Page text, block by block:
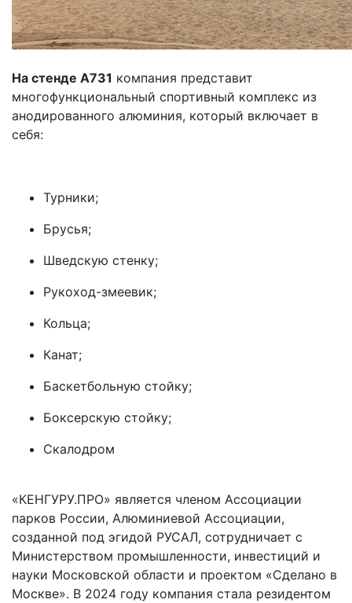
На стенде А731 компания представит
многофункциональный спортивный комплекс из
анодированного алюминия, который включает в
себя:
Турники;
Брусья;
Шведскую стенку;
Рукоход-змеевик;
Кольца;
Канат;
Баскетбольную стойку;
Боксерскую стойку;
Скалодром
«КЕНГУРУ.ПРО» является членом Ассоциации
парков России, Алюминиевой Ассоциации,
созданной под эгидой РУСАЛ, сотрудничает с
Министерством промышленности, инвестиций и
науки Московской области и проектом «Сделано в
Москве». В 2024 году компания стала резидентом